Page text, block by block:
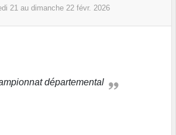
21 au dimanche 22 févr. 2026
départemental